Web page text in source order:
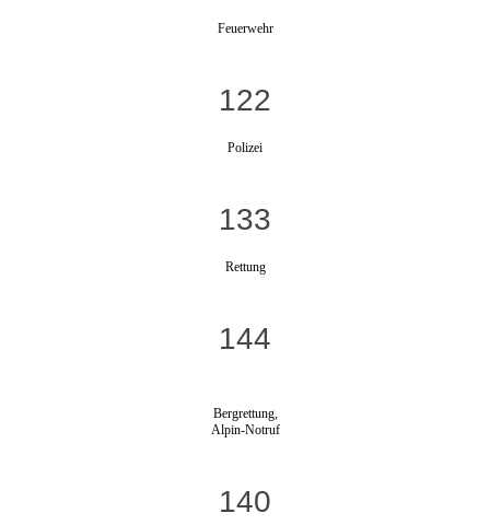
Feuerwehr
122
Polizei
133
Rettung
144
Bergrettung,
Alpin-Notruf
140